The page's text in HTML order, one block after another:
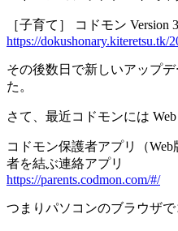
［子育て］ コドモン Version
https://dokushonary.kiteretsu.tk/
その後数日で新しいアップ
た。
さて、最近コドモンには
コドモン保護者アプリ（
者を結ぶ連絡アプリ
https://parents.codmon.com/#/
つまりパソコンのブラウザで